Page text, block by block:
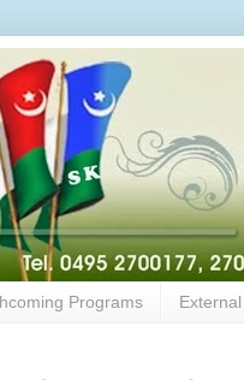
Programs